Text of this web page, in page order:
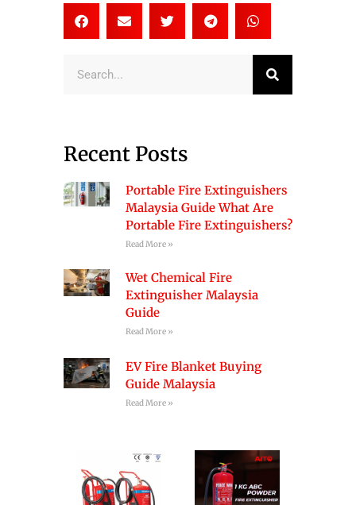
Search
Recent Posts
Portable Fire Extinguishers
Malaysia Guide What Are
Portable Fire Extinguishers?
Read More »
Wet Chemical Fire
Extinguisher Malaysia
Guide
Read More »
EV Fire Blanket Buying
Guide Malaysia
Read More »